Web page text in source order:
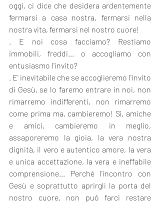
oggi, ci dice che desidera ardentemente
fermarsi a casa nostra, fermarsi nella
nostra vita, fermarsi nel nostro cuore!
. E noi cosa facciamo? Restiamo
immobili, freddi... o accogliamo con
entusiasmo l'invito?
. E' inevitabile che se accoglieremo l'invito
di Gesù, se lo faremo entrare in noi, non
rimarremo indifferenti, non rimarremo
come prima ma, cambieremo! Sì, amiche
e amici, cambieremo in meglio,
assaporeremo la gioia, la vera nostra
dignità, il vero e autentico amore, la vera
e unica accettazione, la vera e ineffabile
comprensione... Perché l'incontro con
Gesù e soprattutto aprirgli la porta del
nostro cuore, non può farci restare